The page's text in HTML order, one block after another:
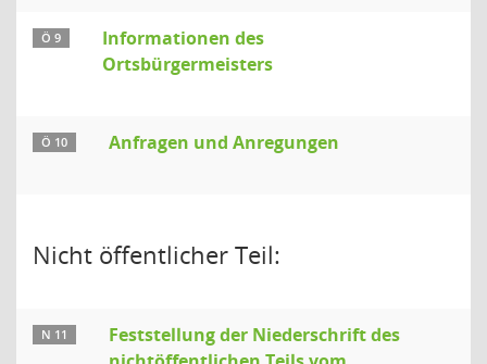
Ö 9
Informationen des
Ortsbürgermeisters
Ö 10 Anfragen und Anregungen
Nicht öffentlicher Teil:
N 11
Feststellung der Niederschrift des